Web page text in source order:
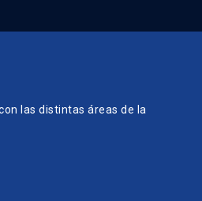
las distintas áreas de la